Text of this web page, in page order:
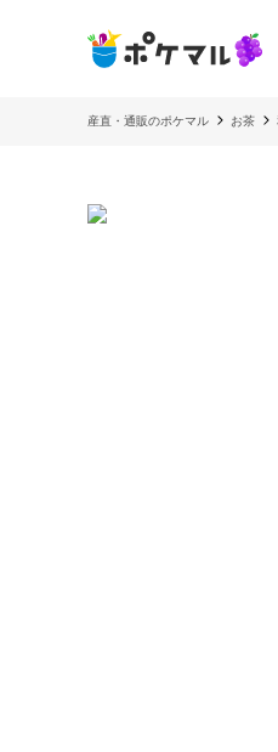
産直・通販のポケマル お茶